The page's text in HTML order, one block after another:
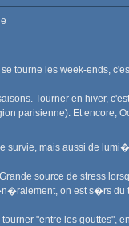
tourne les week-ends,
Tourner en hiver,
parisienne). Et encore,
survie, mais aussi de
source de stress
on est s�rs du
tourner "entre les gouttes",